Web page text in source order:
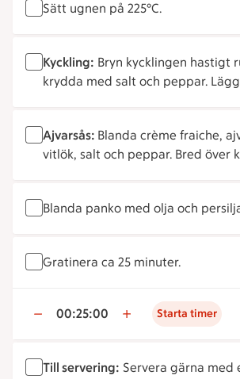
Sätt ugnen på 225°C.
Kyckling: Bryn kycklingen hastigt
krydda med salt och peppar.
Ajvarsås: Blanda crème fraiche,
vitlök, salt och peppar. Bred över
Blanda panko med olja och
Gratinera ca 25 minuter.
00:25:00 Starta timer
Till servering: Servera gärna med